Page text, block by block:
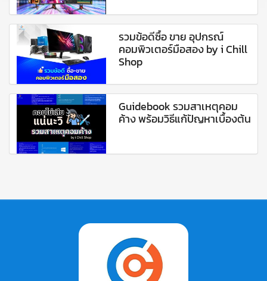
รวมข้อดีซื้อ ขาย อุปกรณ์
คอมพิวเตอร์มือสอง by i Chill
Shop
Guidebook รวมสาเหตุคอม
ค้าง พร้อมวิธีแก้ปัญหาเบื้องต้น